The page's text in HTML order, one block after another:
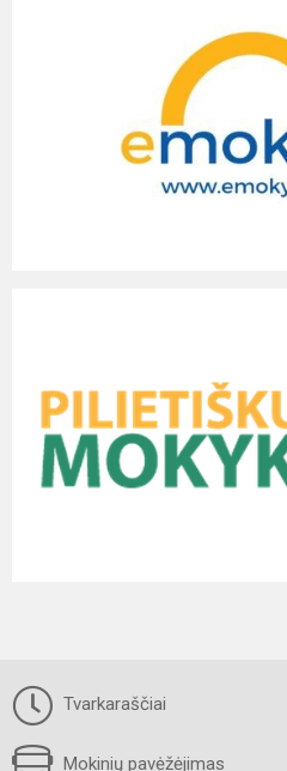
Tvarkaraščiai
Mokinių pavėžėjimas